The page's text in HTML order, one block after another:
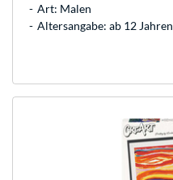
Art: Malen
Altersangabe: ab 12 Jahren